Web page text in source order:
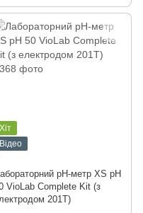
Хіт
Відео
pH-метр XS pH
VioLab Complete Kit (з
201T)